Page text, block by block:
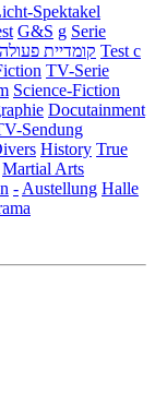
Spektakel
G&S g Serie
קומדיית פעולה Test c
TV-Serie
Science-Fiction
Docutainment
Sendung
History True
Martial Arts
- Austellung Halle